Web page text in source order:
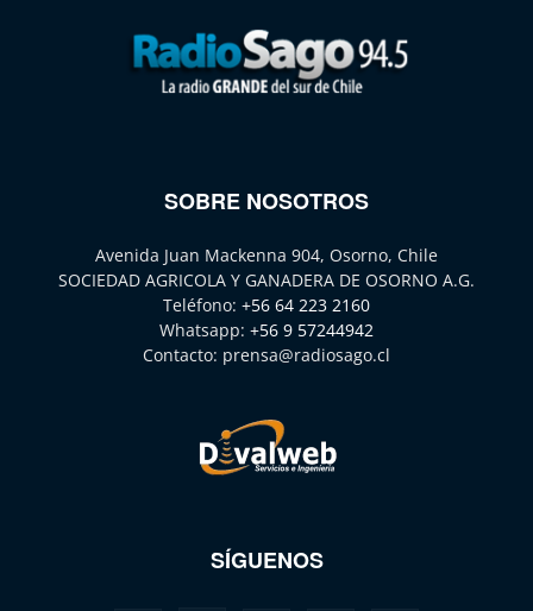
SOBRE NOSOTROS
Avenida Juan Mackenna 904, Osorno, Chile
SOCIEDAD AGRICOLA Y GANADERA DE OSORNO A.G.
Teléfono: +56 64 223 2160
Whatsapp: +56 9 57244942
Contacto: prensa@radiosago.cl
SÍGUENOS